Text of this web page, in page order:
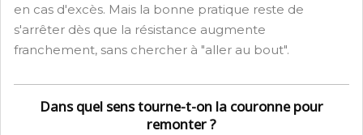
en cas d'excès. Mais la bonne pratique reste de
s'arrêter dès que la résistance augmente
franchement, sans chercher à "aller au bout".
Dans quel sens tourne-t-on la couronne pour
remonter ?